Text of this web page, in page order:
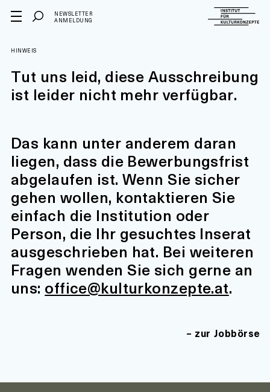
NEWSLETTER
ANMELDUNG
HINWEIS
Tut uns leid, diese Ausschreibung
ist leider nicht mehr verfügbar.
Das kann unter anderem daran
liegen, dass die Bewerbungsfrist
abgelaufen ist. Wenn Sie sicher
gehen wollen, kontaktieren Sie
einfach die Institution oder
Person, die Ihr gesuchtes Inserat
ausgeschrieben hat. Bei weiteren
Fragen wenden Sie sich gerne an
uns: office@kulturkonzepte.at.
zur Jobbörse